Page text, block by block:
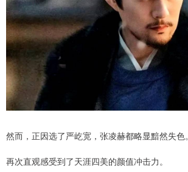
然而，正因选了严屹宽，张凌赫都略显黯然失色。
再次直观感受到了天涯四美的颜值冲击力。